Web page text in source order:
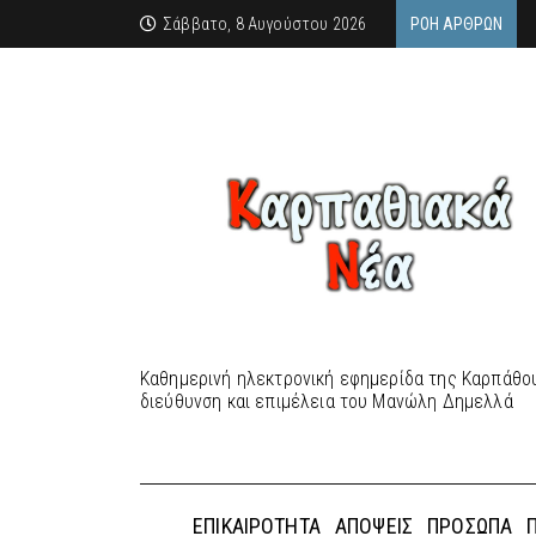
Σάββατο, 8 Αυγούστου 2026 ΡΟΉ ΆΡΘΡΩΝ
Καθημερινή ηλεκτρονική εφημερίδα της
διεύθυνση και επιμέλεια του Μανώλη Δημελλά
ΕΠΙΚΑΙΡΌΤΗΤΑ ΑΠΌΨΕΙΣ ΠΡΌΣΩΠΑ